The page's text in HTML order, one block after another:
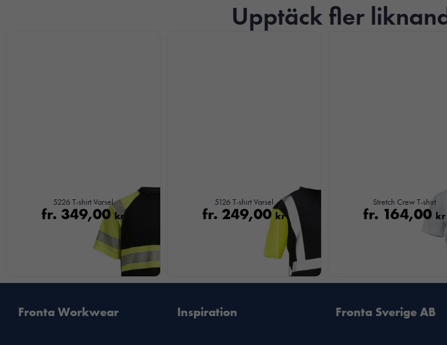
Upptäck fler
5226 T-shirt Varsel
fr. 349,00kr
5126 T-shirt Varsel
fr. 249,00kr
Stretch Crew T-shirt
fr. 164,00 kr
Fronta Workwear Inspiration Fronta Sverige AB
går
välja
över